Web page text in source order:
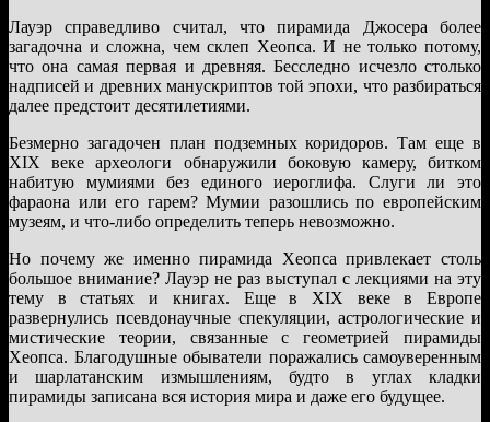
Лауэр справедливо считал, что пирамида Джосера более
загадочна и сложна, чем склеп Хеопса. И не только потому,
что она самая первая и древняя. Бесследно исчезло столько
надписей и древних манускриптов той эпохи, что разбираться
далее предстоит десятилетиями.
Безмерно загадочен план подземных коридоров. Там еще в
XIX веке археологи обнаружили боковую камеру, битком
набитую мумиями без единого иероглифа. Слуги ли это
фараона или его гарем? Мумии разошлись по европейским
музеям, и что-либо определить теперь невозможно.
Но почему же именно пирамида Хеопса привлекает столь
большое внимание? Лауэр не раз выступал с лекциями на эту
тему в статьях и книгах. Еще в XIX веке в Европе
развернулись псевдонаучные спекуляции, астрологические и
мистические теории, связанные с геометрией пирамиды
Хеопса. Благодушные обыватели поражались самоуверенным
и шарлатанским измышлениям, будто в углах кладки
пирамиды записана вся история мира и даже его будущее.